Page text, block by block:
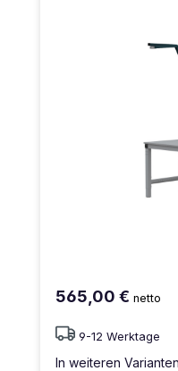
565,00 € netto
9-12 Werktage
In weiteren